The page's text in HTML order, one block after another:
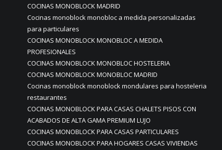
COCINAS MONOBLOCK MADRID
Cocinas monoblock monobloc a medida personalizadas
para particulares
COCINAS MONOBLOCK MONOBLOC A MEDIDA
PROFESIONALES
COCINAS MONOBLOCK MONOBLOC HOSTELERIA
COCINAS MONOBLOCK MONOBLOC MADRID
Cocinas monoblock monoblock mondulares para hosteleria
restaurantes
COCINAS MONOBLOCK PARA CASAS CHALETS PISOS CON
ACABADOS DE ALTA GAMA PREMIUM LUJO
COCINAS MONOBLOCK PARA CASAS PARTICULARES
COCINAS MONOBLOCK PARA HOGARES CASAS VIVIENDAS